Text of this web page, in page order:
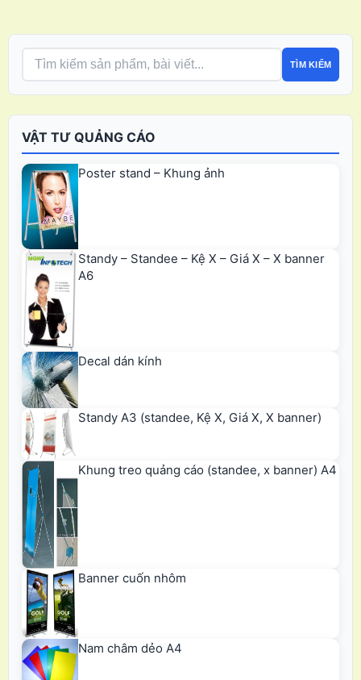
TÌM KIẾM
VẬT TƯ QUẢNG CÁO
Poster stand – Khung ảnh
Standy – Standee – Kệ X – Giá X – X banner
A6
Decal dán kính
Standy A3 (standee, Kệ X, Giá X, X banner)
Khung treo quảng cáo (standee, x banner) A4
Banner cuốn nhôm
Nam châm dẻo A4